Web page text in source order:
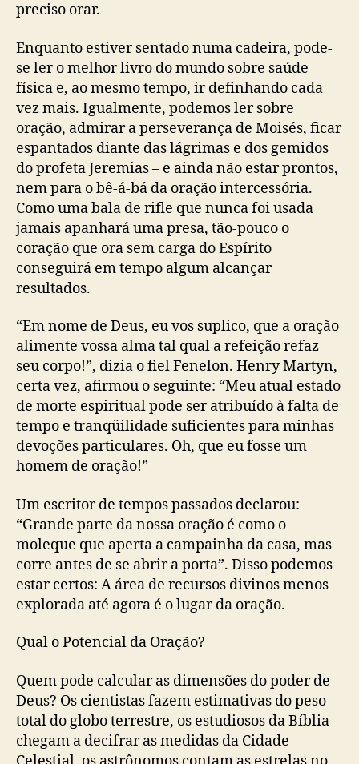
preciso orar.
Enquanto estiver sentado numa cadeira, pode-
se ler o melhor livro do mundo sobre saúde
física e, ao mesmo tempo, ir definhando cada
vez mais. Igualmente, podemos ler sobre
oração, admirar a perseverança de Moisés, ficar
espantados diante das lágrimas e dos gemidos
do profeta Jeremias – e ainda não estar prontos,
nem para o bê-á-bá da oração intercessória.
Como uma bala de rifle que nunca foi usada
jamais apanhará uma presa, tão-pouco o
coração que ora sem carga do Espírito
conseguirá em tempo algum alcançar
resultados.
“Em nome de Deus, eu vos suplico, que a oração
alimente vossa alma tal qual a refeição refaz
seu corpo!”, dizia o fiel Fenelon. Henry Martyn,
certa vez, afirmou o seguinte: “Meu atual estado
de morte espiritual pode ser atribuído à falta de
tempo e tranqüilidade suficientes para minhas
devoções particulares. Oh, que eu fosse um
homem de oração!”
Um escritor de tempos passados declarou:
“Grande parte da nossa oração é como o
moleque que aperta a campainha da casa, mas
corre antes de se abrir a porta”. Disso podemos
estar certos: A área de recursos divinos menos
explorada até agora é o lugar da oração.
Qual o Potencial da Oração?
Quem pode calcular as dimensões do poder de
Deus? Os cientistas fazem estimativas do peso
total do globo terrestre, os estudiosos da Bíblia
chegam a decifrar as medidas da Cidade